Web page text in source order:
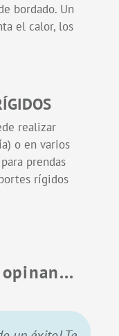
bordado. Un
el calor, los
realizar
o en varios
prendas
rígidos